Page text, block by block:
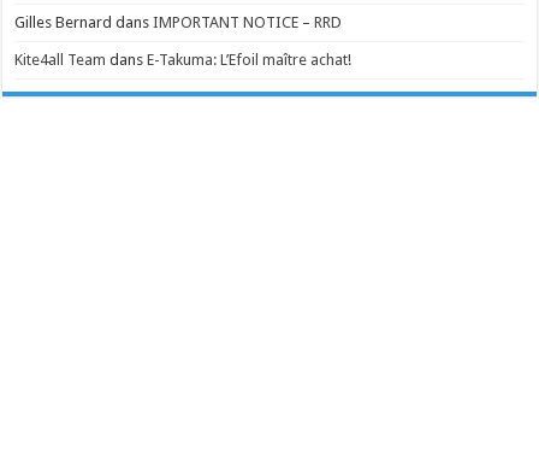
Gilles Bernard dansIMPORTANT NOTICE – RRD
Kite4all Team dansE-Takuma: L’Efoil maître achat!